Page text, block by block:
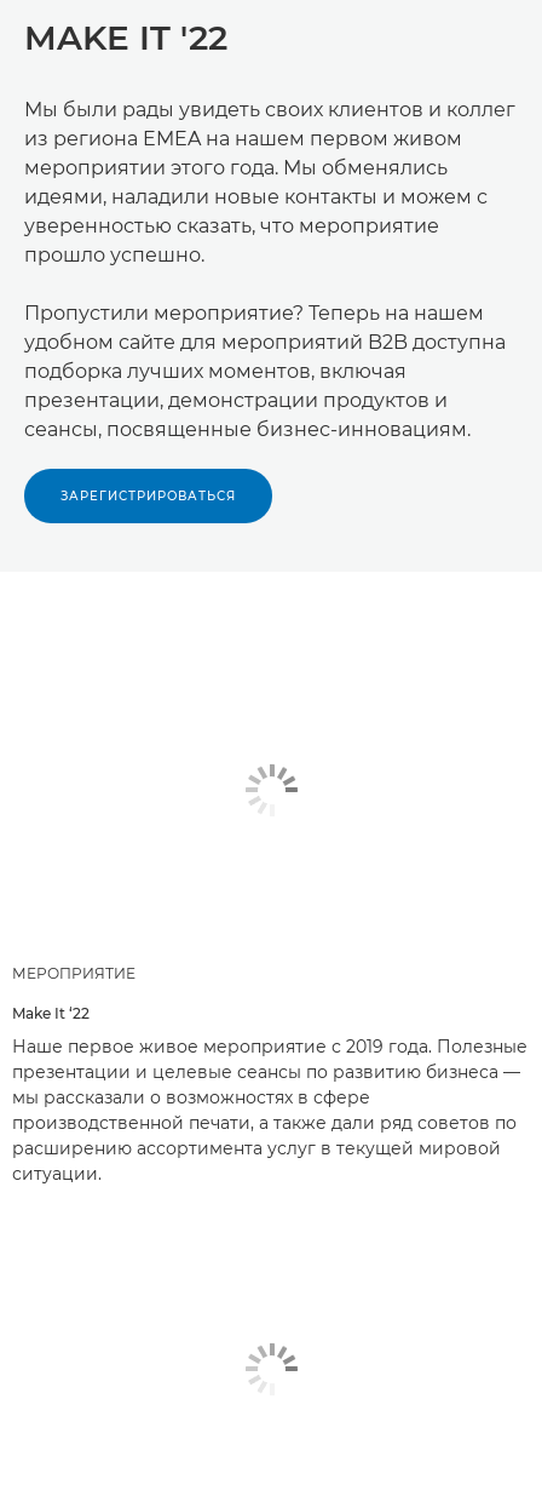
MAKE IT '22
Мы были рады увидеть своих клиентов и коллег
из региона EMEA на нашем первом живом
мероприятии этого года. Мы обменялись
идеями, наладили новые контакты и можем с
уверенностью сказать, что мероприятие
прошло успешно.
Пропустили мероприятие? Теперь на нашем
удобном сайте для мероприятий B2B доступна
подборка лучших моментов, включая
презентации, демонстрации продуктов и
сеансы, посвященные бизнес-инновациям.
ЗАРЕГИСТРИРОВАТЬСЯ
МЕРОПРИЯТИЕ
Make It ‘22
Наше первое живое мероприятие с 2019 года. Полезные
презентации и целевые сеансы по развитию бизнеса —
мы рассказали о возможностях в сфере
производственной печати, а также дали ряд советов по
расширению ассортимента услуг в текущей мировой
ситуации.